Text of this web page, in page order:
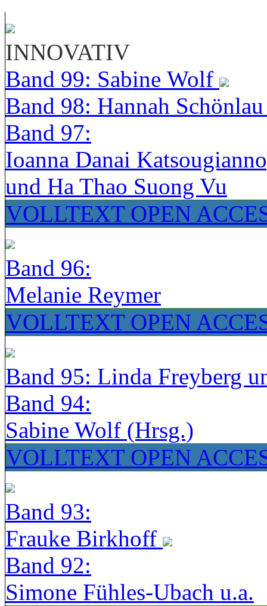
INNOVATIV
Band 99: Sabine Wolf
Band 98: Hannah
Band 97:
Ioanna Danai
und Ha Thao Suong Vu
VOLLTEXT OPEN
Band 96:
Melanie Reymer
VOLLTEXT OPEN
Band 95: Linda Freyberg
Band 94:
Sabine Wolf (Hrsg.)
VOLLTEXT OPEN
Band 93:
Frauke Birkhoff
Band 92:
Simone Fühles-Ubach u.a.